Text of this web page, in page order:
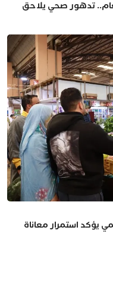
تدهور صحي يلاحق
يؤكد استمرار معاناة